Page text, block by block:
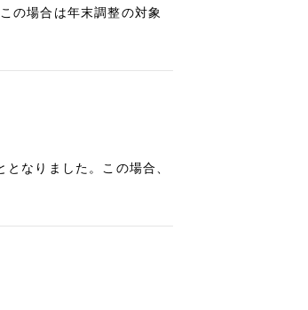
の場合は年末調整の対象
なりました。この場合、